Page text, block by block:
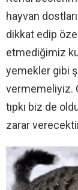
hayvan
dikkat edip
etmediğimiz
yemekler gibi
vermemeliyiz.
tıpkı biz de
zarar